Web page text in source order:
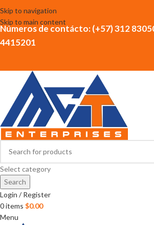
Skip to navigation
Skip to main content
Números de contácto: (+57) 312
4415201
Select category
Search
Login / Register
0items $0.00
Menu